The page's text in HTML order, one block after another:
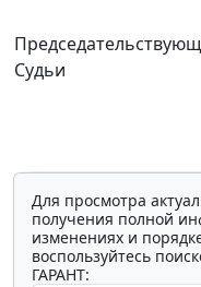
Судьи
Для просмотра
получения полной
изменениях и
воспользуйтесь
ГАРАНТ: